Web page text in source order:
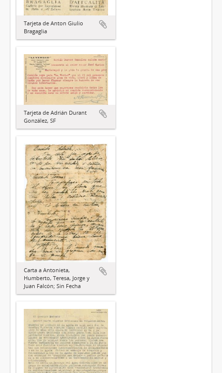
Tarjeta de Anton Giulio
Bragaglia
Tarjeta de Adrián Durant
González, SF
Carta a Antonieta,
Humberto, Teresa, Jorge y
Juan Falcón; Sin Fecha